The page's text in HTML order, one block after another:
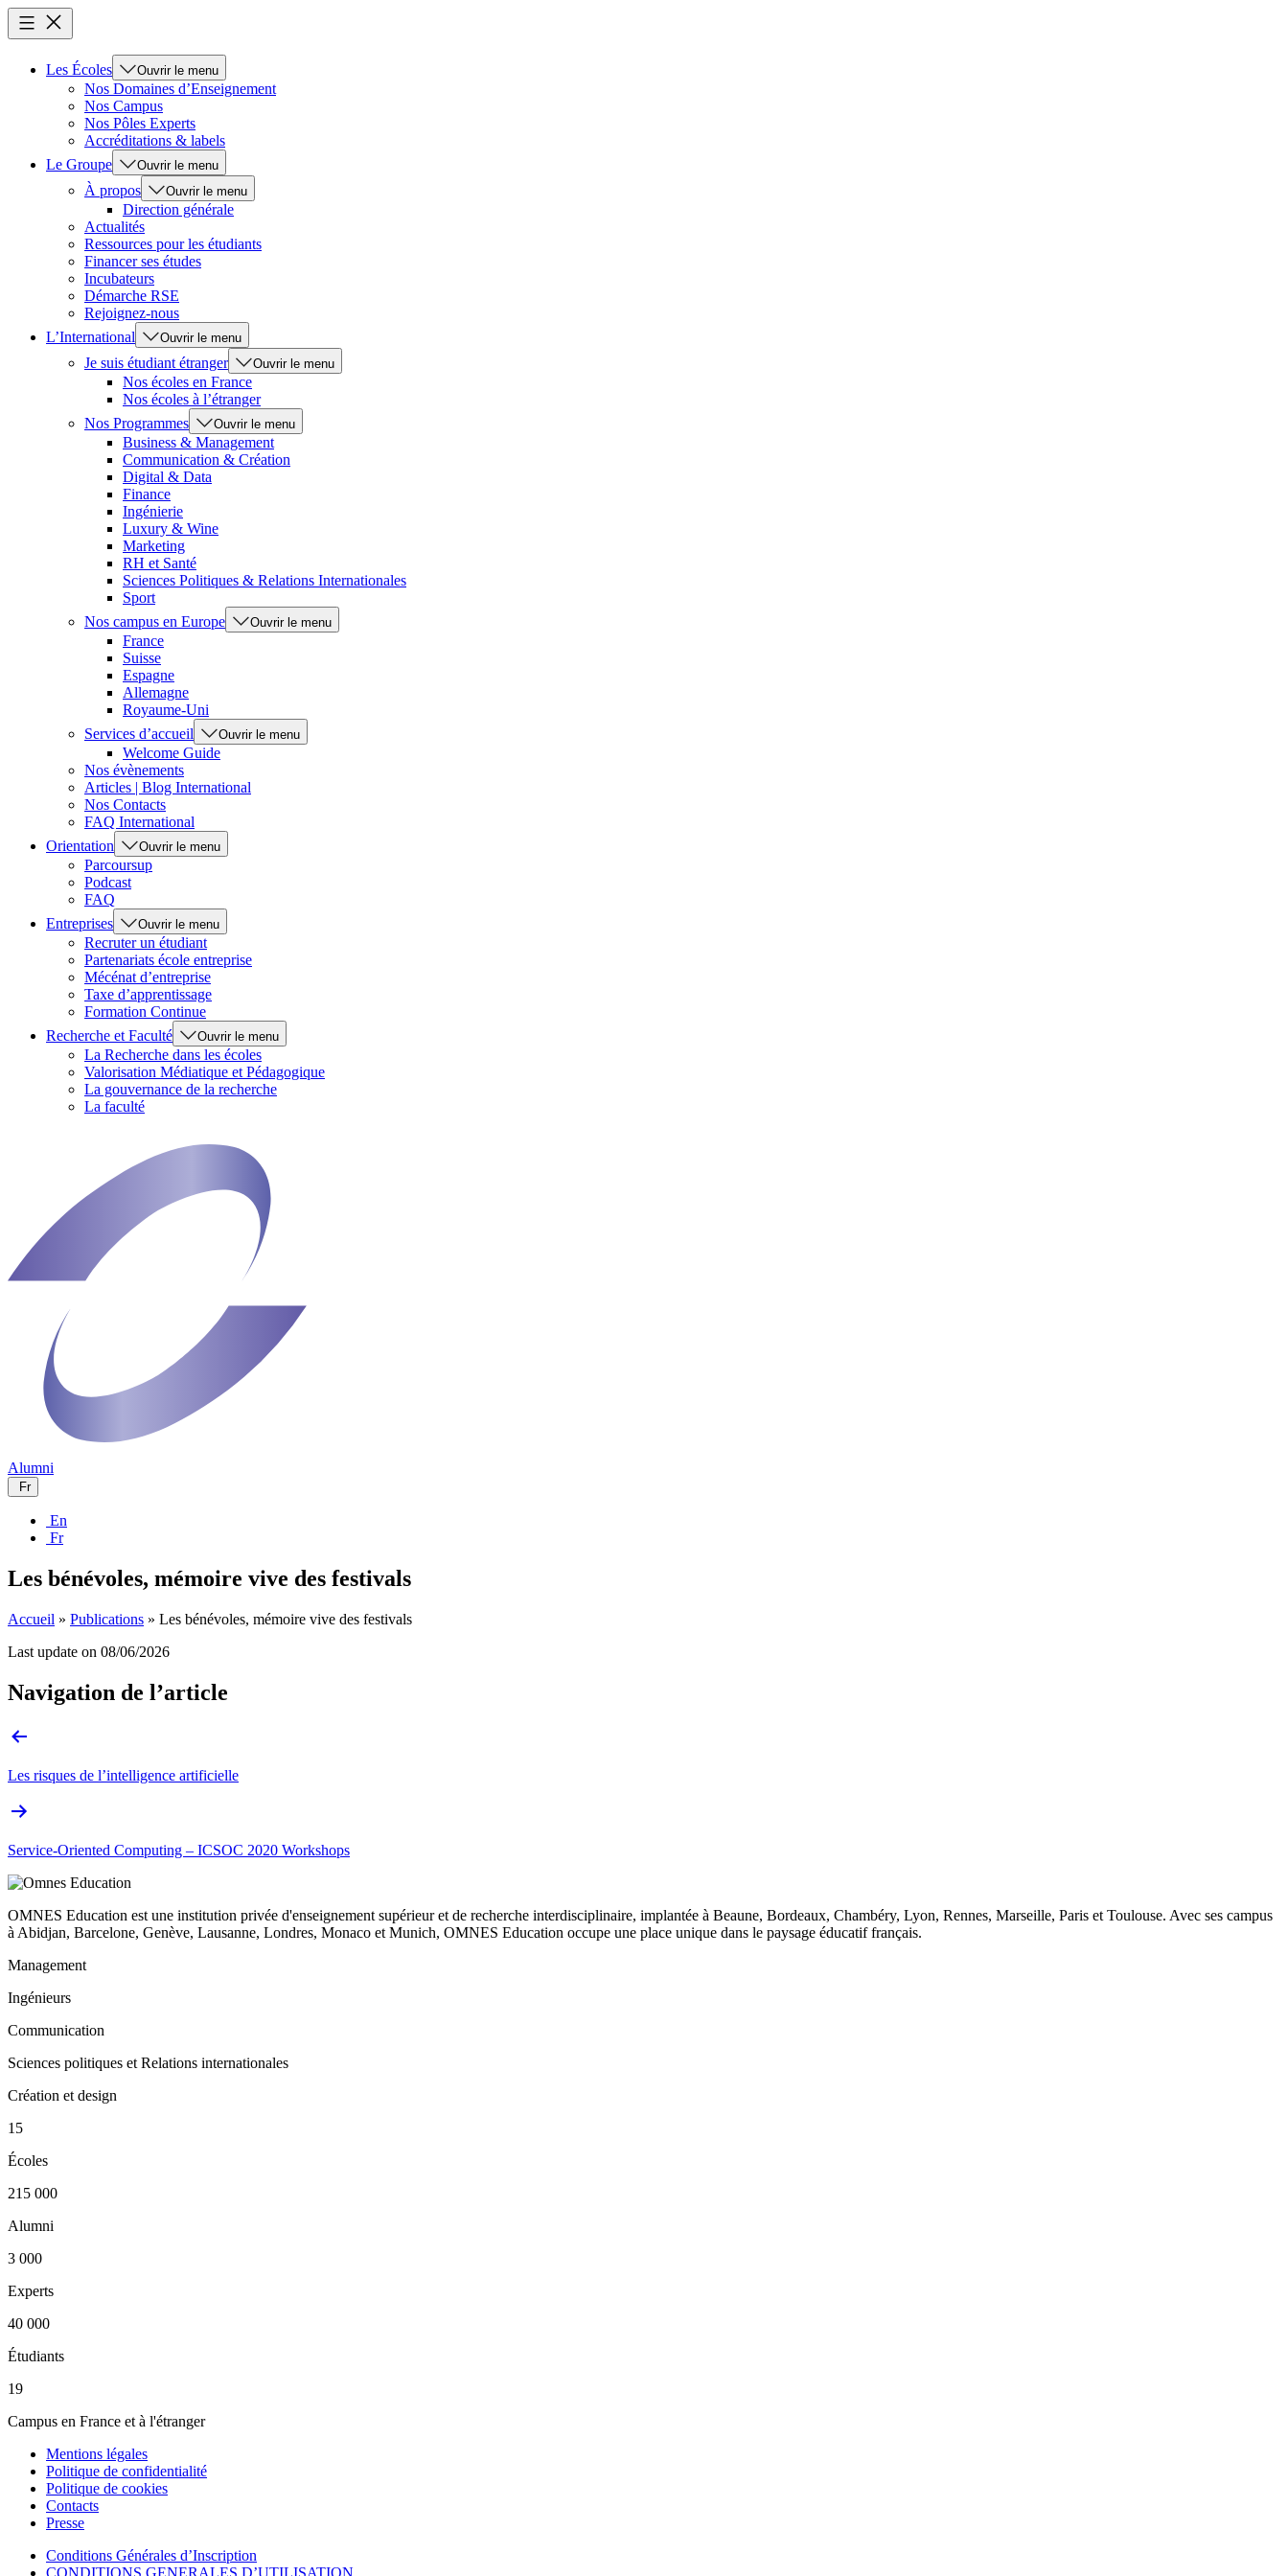
Les Écoles Ouvrir le menu
Nos Domaines d’Enseignement
Nos Campus
Nos Pôles Experts
Accréditations & labels
Le Groupe
Ouvrir le menu
À propos Ouvrir le menu
Direction générale
Actualités
Ressources pour les étudiants
Financer ses études
Incubateurs
Démarche RSE
Rejoignez-nous
L’International
Ouvrir le menu
Je suis étudiant étranger Ouvrir le menu
Nos écoles en France
Nos écoles à l’étranger
Nos Programmes
Ouvrir le menu
Business & Management
Communication & Création
Digital & Data
Finance
Ingénierie
Luxury & Wine
Marketing
RH et Santé
Sciences Politiques & Relations Internationales
Sport
Nos campus en Europe
Ouvrir le menu
France
Suisse
Espagne
Allemagne
Royaume-Uni
Services d’accueil
Ouvrir le menu
Welcome Guide
Nos évènements
Articles | Blog International
Nos Contacts
FAQ International
Orientation
Ouvrir le menu
Parcoursup
Podcast
FAQ
Entreprises
Ouvrir le menu
Recruter un étudiant
Partenariats école entreprise
Mécénat d’entreprise
Taxe d’apprentissage
Formation Continue
Recherche et Faculté
Ouvrir le menu
La Recherche dans les écoles
Valorisation Médiatique et Pédagogique
La gouvernance de la recherche
La faculté
Alumni
Fr
En
Fr
Les bénévoles, mémoire vive des festivals
Accueil » Publications » Les bénévoles, mémoire vive des festivals
Last update on 08/06/2026
Navigation de l’article
Les risques de l’intelligence artificielle
Service-Oriented Computing – ICSOC 2020 Workshops
OMNES Education est une institution privée d'enseignement supérieur et de recherche interdisciplinaire, implantée à Beaune, Bordeaux, Chambéry, Lyon, Rennes, Marseille, Paris et Toulouse. Avec ses campus
à Abidjan, Barcelone, Genève, Lausanne, Londres, Monaco et Munich, OMNES Education occupe une place unique dans le paysage éducatif français.
Management
Ingénieurs
Communication
Sciences politiques et Relations internationales
Création et design
15
Écoles
215 000
Alumni
3 000
Experts
40 000
Étudiants
19
Campus en France et à l'étranger
Mentions légales
Politique de confidentialité
Politique de cookies
Contacts
Presse
Conditions Générales d’Inscription
CONDITIONS GENERALES D’UTILISATION